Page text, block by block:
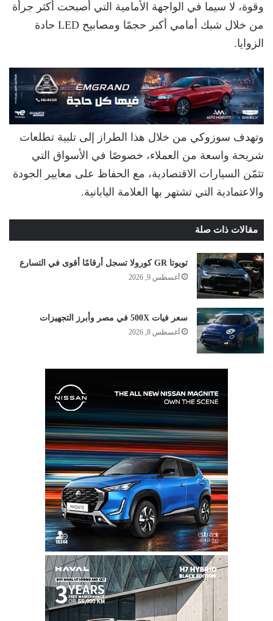
وقوة، لا سيما في الواجهة الأمامية التي أصبحت أكثر جرأة
من خلال شبك أمامي أكبر حجمًا ومصابيح LED حادة
الزوايا.
وتهدف سوزوكي من خلال هذا الطراز إلى تلبية تطلعات
شريحة واسعة من العملاء، خصوصًا في الأسواق التي
تثمّن السيارات الاقتصادية، مع الحفاظ على معايير الجودة
والاعتمادية التي تشتهر بها العلامة اليابانية.
مقالات ذات صلة
تويوتا GR كورولا تسجل أرقامًا أقوى في التسارع
أغسطس 9, 2026
سعر فيات 500X في مصر وأبرز التجهيزات
أغسطس 8, 2026